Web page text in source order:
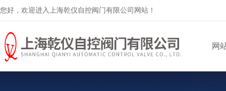
您好，欢迎进入上海乾仪自控阀门有限公司网站！
网